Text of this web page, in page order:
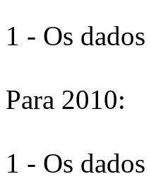
1 - Os
Para 2010:
1 - Os